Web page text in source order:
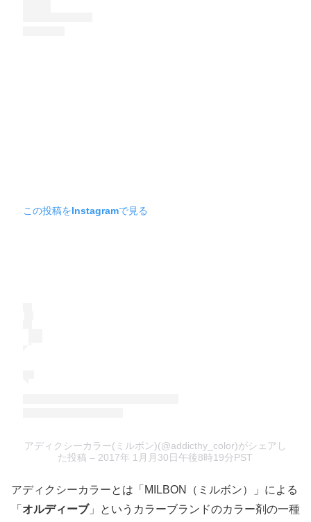
この投稿をInstagramで見る
アディクシーカラー(ミルボン)(@addicthy_color)がシェアし
た投稿 – 2017年 1月月30日午後8時19分PST
アディクシーカラーとは「MILBON（ミルボン）」による
「 オルディーブ」というカラーブランドのカラー剤の一種